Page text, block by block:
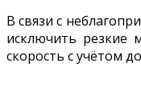
В связи с
исключить резкие
скорость с учётом